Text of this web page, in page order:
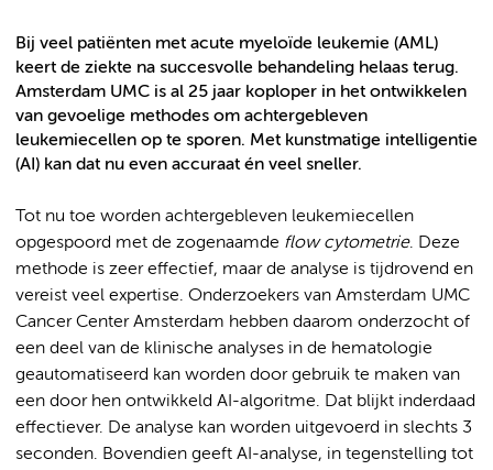
Bij veel patiënten met acute myeloïde leukemie (AML)
keert de ziekte na succesvolle behandeling helaas terug.
Amsterdam UMC is al 25 jaar koploper in het ontwikkelen
van gevoelige methodes om achtergebleven
leukemiecellen op te sporen. Met kunstmatige intelligentie
(AI) kan dat nu even accuraat én veel sneller.
Tot nu toe worden achtergebleven leukemiecellen
opgespoord met de zogenaamde flow cytometrie. Deze
methode is zeer effectief, maar de analyse is tijdrovend en
vereist veel expertise. Onderzoekers van Amsterdam UMC
Cancer Center Amsterdam hebben daarom onderzocht of
een deel van de klinische analyses in de hematologie
geautomatiseerd kan worden door gebruik te maken van
een door hen ontwikkeld AI-algoritme. Dat blijkt inderdaad
effectiever. De analyse kan worden uitgevoerd in slechts 3
seconden. Bovendien geeft AI-analyse, in tegenstelling tot